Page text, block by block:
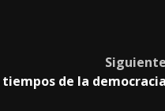
tiempos de la